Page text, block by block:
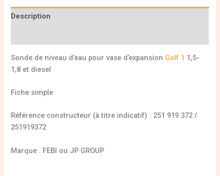
Description
Sonde de niveau d’eau pour vase d’expansion Golf 1 1,5-
1,8 et diesel
Fiche simple
Référence constructeur (à titre indicatif) : 251 919 372 /
251919372
Marque : FEBI ou JP GROUP